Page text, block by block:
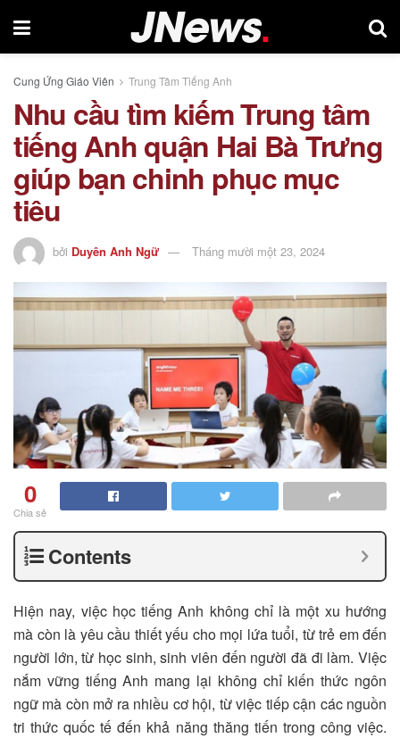
Cung Ứng Giáo Viên Trung Tâm Tiếng Anh
Nhu cầu tìm kiếm Trung tâm
tiếng Anh quận Hai Bà Trưng
giúp bạn chinh phục mục
tiêu
bởi Duyên Anh Ngữ Tháng mười một 23, 2024
0
Chia sẻ
Contents
Hiện nay, việc học tiếng Anh không chỉ là một xu hướng
mà còn là yêu cầu thiết yếu cho mọi lứa tuổi, từ trẻ em đến
người lớn, từ học sinh, sinh viên đến người đã đi làm. Việc
nắm vững tiếng Anh mang lại không chỉ kiến thức ngôn
ngữ mà còn mở ra nhiều cơ hội, từ việc tiếp cận các nguồn
tri thức quốc tế đến khả năng thăng tiến trong công việc.